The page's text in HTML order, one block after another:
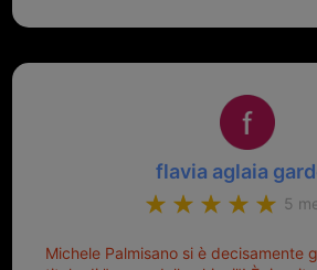
mio riferimento. Ah dimenticavo...da
Top top top!!!
flavia aglaia
5
Michele Palmisano si è decisamente